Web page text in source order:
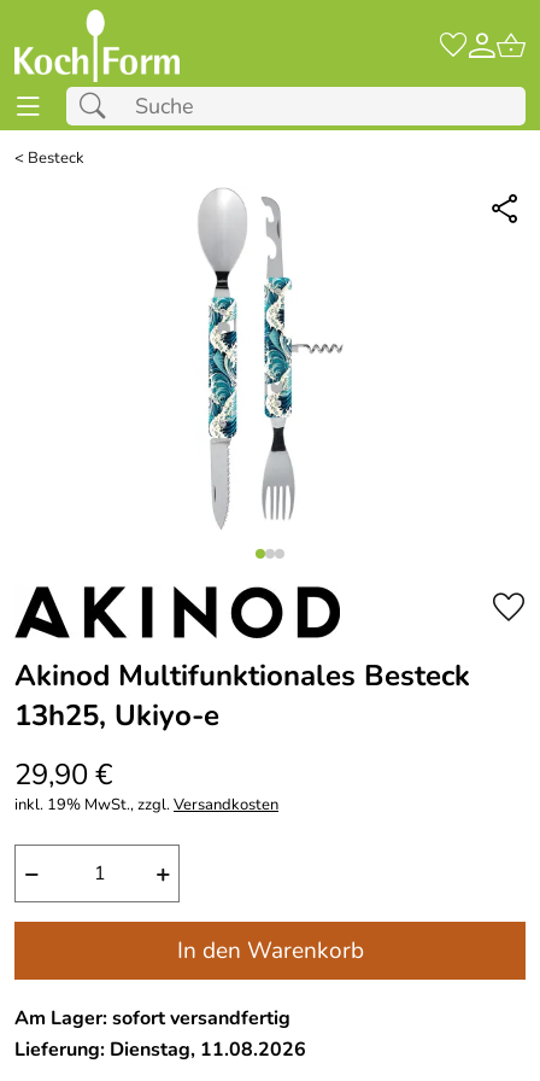
< Besteck
Akinod Multifunktionales Besteck
13h25, Ukiyo-e
29,90 €
inkl. 19% MwSt., zzgl.Versandkosten
− +
In den Warenkorb
Am Lager: sofort versandfertig
Lieferung: Dienstag, 11.08.2026